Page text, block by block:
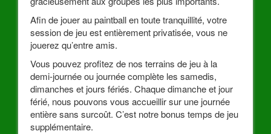
Afin de jouer au paintball en toute tranquillité, votre
session de jeu est entièrement privatisée, vous ne
jouerez qu’entre amis.
Vous pouvez profitez de nos terrains de jeu à la
demi-journée ou journée complète les samedis,
dimanches et jours fériés. Chaque dimanche et jour
férié, nous pouvons vous accueillir sur une journée
entière sans surcoût. C’est notre bonus temps de jeu
supplémentaire.